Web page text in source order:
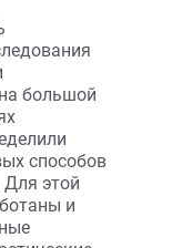
большой
способов
этой
и